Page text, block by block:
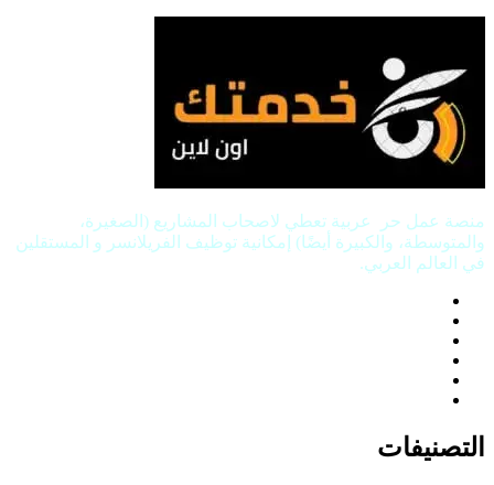
منصة عمل حر عربية تعطي لاصحاب المشاريع (الصغيرة،
والمتوسطة، والكبيرة أيضًا) إمكانية توظيف الفريلانسر و المستقلين
في العالم العربي.
التصنيفات